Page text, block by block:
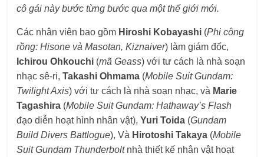
cô gái này bước từng bước qua một thế giới mới.
Các nhân viên bao gồm Hiroshi Kobayashi (Phi công
rồng: Hisone và Masotan, Kiznaiver) làm giám đốc,
Ichirou Ohkouchi (mã Geass) với tư cách là nhà soạn
nhạc sê-ri,Takashi Ohmama (Mobile Suit Gundam:
Twilight Axis) với tư cách là nhà soạn nhạc, và Marie
Tagashira (Mobile Suit Gundam: Hathaway’s Flash
đạo diễn hoạt hình nhân vật),Yuri Toida (Gundam
Build Divers Battlogue), Và Hirotoshi Takaya (Mobile
Suit Gundam Thunderboltnhà thiết kế nhân vật hoạt